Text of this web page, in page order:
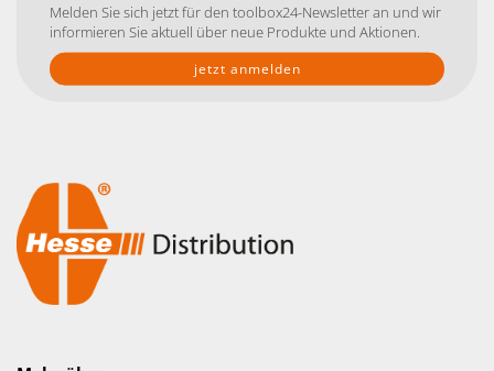
Addresse
Melden Sie sich jetzt für den toolbox24-Newsletter an und wir
informieren Sie aktuell über neue Produkte und Aktionen.